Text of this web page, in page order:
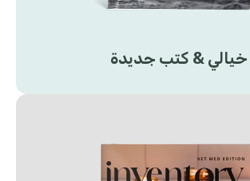
خيالي & كتب جديدة